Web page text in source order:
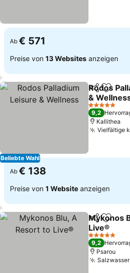
Ab € 571
Preise von 13 Websites anzeigen
Beliebte Wahl
TeilenZu
Rodos
&
Preise sehen
5 Sterne
9,2
Kallithea
Vielfältige
Ab € 138
Preise von 1 Website anzeigen
TeilenZu
Mykonos
Live®
Preise sehen
5 Sterne
9,2
Psarou